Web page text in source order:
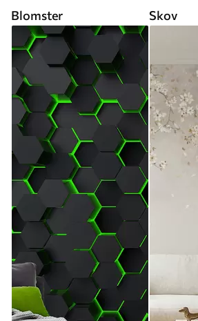
Blomster Skov